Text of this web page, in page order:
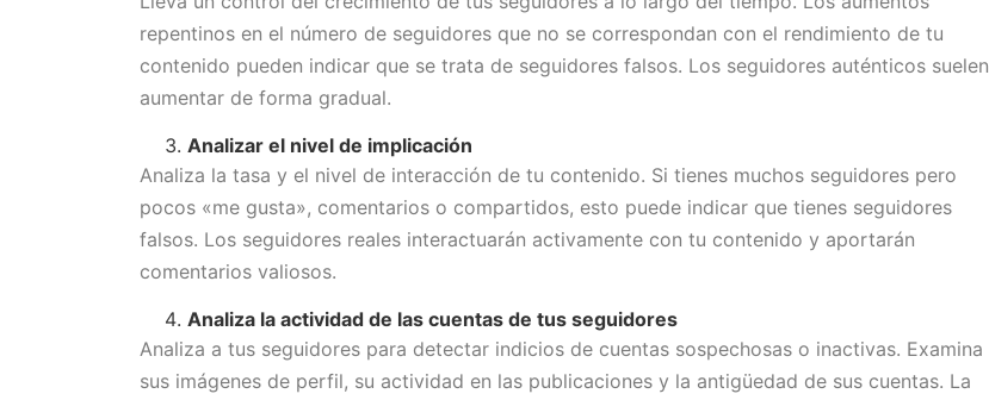
repentinos en el número de seguidores que no se correspondan con el rendimiento de tu
contenido pueden indicar que se trata de seguidores falsos. Los seguidores auténticos suelen
aumentar de forma gradual.
Analizar el nivel de implicación
Analiza la tasa y el nivel de interacción de tu contenido. Si tienes muchos seguidores pero
pocos «me gusta», comentarios o compartidos, esto puede indicar que tienes seguidores
falsos. Los seguidores reales interactuarán activamente con tu contenido y aportarán
comentarios valiosos.
Analiza la actividad de las cuentas de tus seguidores
Analiza a tus seguidores para detectar indicios de cuentas sospechosas o inactivas. Examina
sus imágenes de perfil, su actividad en las publicaciones y la antigüedad de sus cuentas. La